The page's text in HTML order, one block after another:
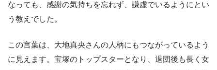
なっても、感謝の気持ちを忘れず、謙虚でいるようにとい
う教えでした。
この言葉は、大地真央さんの人柄にもつながっているよう
に見えます。宝塚のトップスターとなり、退団後も長く女